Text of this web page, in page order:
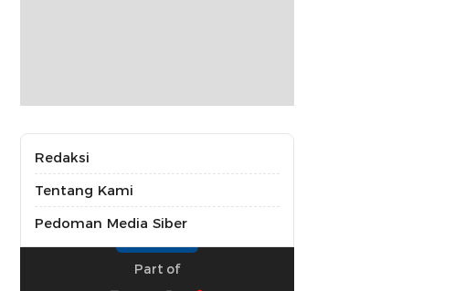
Redaksi
Tentang Kami
Pedoman Media Siber
Part of